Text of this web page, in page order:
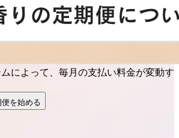
によって、毎月の支払い料金が変動す
を始める